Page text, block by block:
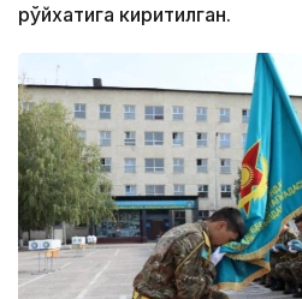
рўйхатига киритилган.